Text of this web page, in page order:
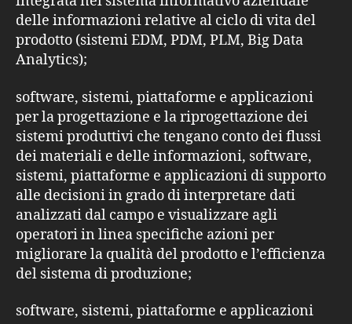
delle informazioni relative al ciclo di vita del
prodotto (sistemi EDM, PDM, PLM, Big Data
Analytics);
software, sistemi, piattaforme e applicazioni
per la progettazione e la riprogettazione dei
sistemi produttivi che tengano conto dei flussi
dei materiali e delle informazioni, software,
sistemi, piattaforme e applicazioni di supporto
alle decisioni in grado di interpretare dati
analizzati dal campo e visualizzare agli
operatori in linea specifiche azioni per
migliorare la qualità del prodotto e l’efficienza
del sistema di produzione;
software, sistemi, piattaforme e applicazioni